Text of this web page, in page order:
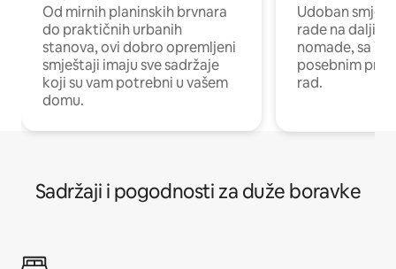
Od mirnih planinskih brvnara
do praktičnih urbanih
stanova, ovi dobro opremljeni
smještaji imaju sve sadržaje
koji su vam potrebni u vašem
domu.
Udoban
rade na
nomade, sa
posebnim
rad.
Sadržaji i pogodnosti za duže boravke